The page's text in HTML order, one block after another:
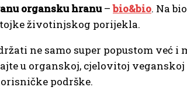
organsku hranu–bio&bio. Na
životinjskog porijekla.
ne samo super popustom već
u organskoj, cjelovitoj
podrške.